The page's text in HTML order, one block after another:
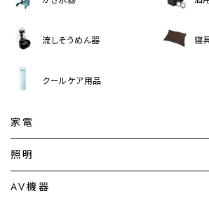
流しそうめん器 寝
クールケア用品
家電
加湿器・空気清浄機
照明
シーリングライト
AV機器